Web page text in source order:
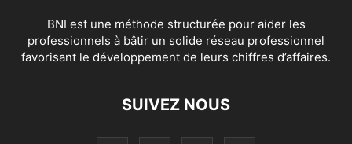
BNI est une méthode structurée pour aider les
professionnels à bâtir un solide réseau professionnel
favorisant le développement de leurs chiffres d’affaires.
SUIVEZ NOUS